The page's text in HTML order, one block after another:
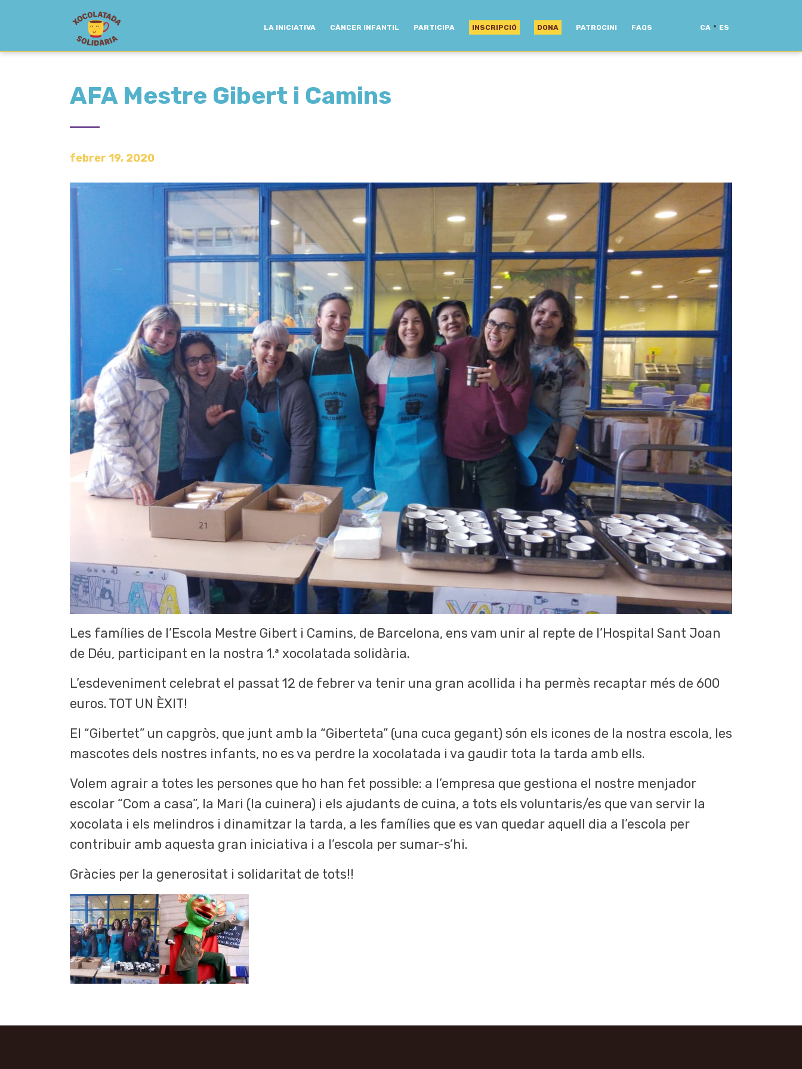
LA INICIATIVA CÀNCER INFANTIL PARTICIPA INSCRIPCIÓ DONA PATROCINI FAQS CA · ES
AFA Mestre Gibert i Camins
febrer 19, 2020
Les famílies de l’Escola Mestre Gibert i Camins, de Barcelona, ens vam unir al repte de l’Hospital Sant Joan
de Déu, participant en la nostra 1.ª xocolatada solidària.
L’esdeveniment celebrat el passat 12 de febrer va tenir una gran acollida i ha permès recaptar més de 600
euros. TOT UN ÈXIT!
El “Gibertet” un capgròs, que junt amb la “Giberteta” (una cuca gegant) són els icones de la nostra escola, les
mascotes dels nostres infants, no es va perdre la xocolatada i va gaudir tota la tarda amb ells.
Volem agrair a totes les persones que ho han fet possible: a l’empresa que gestiona el nostre menjador
escolar “Com a casa”, la Mari (la cuinera) i els ajudants de cuina, a tots els voluntaris/es que van servir la
xocolata i els melindros i dinamitzar la tarda, a les famílies que es van quedar aquell dia a l’escola per
contribuir amb aquesta gran iniciativa i a l’escola per sumar-s’hi.
Gràcies per la generositat i solidaritat de tots!!